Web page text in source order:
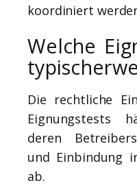
koordiniert
Welche
Die rechtliche
Eignungstests
deren
und Einbindung
ab.